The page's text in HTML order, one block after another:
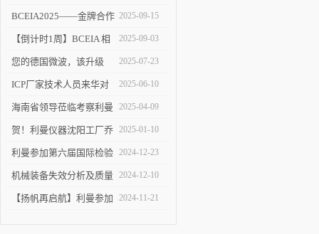
塑 ICP-MS 分析新境界！
BCEIA2025——金牌合作
伙伴的见证
2025-09-15
【倒计时1周】BCEIA 相
约利曼 不见不散 9.10-12
2025-09-03
您的德国微波，该升级
了！
2025-07-23
ICP厂家技术人员来华对
利曼进行培训
2025-06-10
海南省领导莅临考察利曼
仪器沈阳工厂
2025-04-09
贺！利曼仪器沈阳工厂乔
迁新址
2025-01-10
利曼参加第六届国际检验
检测技术与装备博览会
2024-12-23
机械装备失效分析及质量
改进技术交流会在陕举办
2024-12-10
【扬帆再启航】利曼参加 2024-11-21